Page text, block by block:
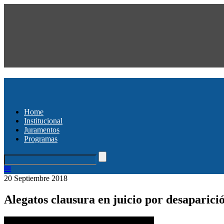
Home
Institucional
Juramentos
Programas
20 Septiembre 2018
Alegatos clausura en juicio por